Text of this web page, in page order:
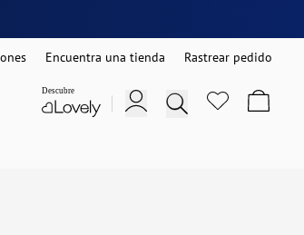
Encuentra una tienda Rastrear pedido